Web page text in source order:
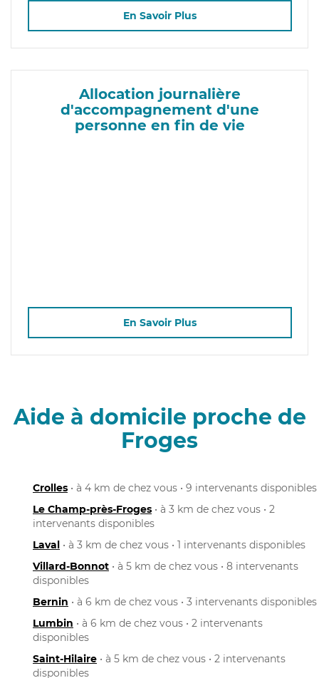
En Savoir Plus
Allocation journalière
d'accompagnement d'une
personne en fin de vie
En Savoir Plus
Aide à domicile proche de
Froges
Crolles • à 4 km de chez vous • 9 intervenants disponibles
Le Champ-près-Froges • à 3 km de chez vous • 2
intervenants disponibles
Laval • à 3 km de chez vous • 1 intervenants disponibles
Villard-Bonnot • à 5 km de chez vous • 8 intervenants
disponibles
Bernin • à 6 km de chez vous • 3 intervenants disponibles
Lumbin • à 6 km de chez vous • 2 intervenants
disponibles
Saint-Hilaire • à 5 km de chez vous • 2 intervenants
disponibles